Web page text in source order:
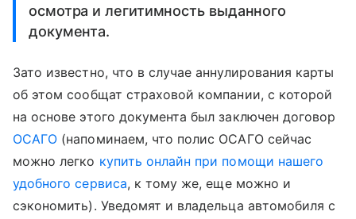
осмотра и легитимность выданного
документа.
Зато известно, что в случае аннулирования карты
об этом сообщат страховой компании, с которой
на основе этого документа был заключен договор
ОСАГО (напоминаем, что полис ОСАГО сейчас
можно легко купить онлайн при помощи нашего
удобного сервиса, к тому же, еще можно и
сэкономить). Уведомят и владельца автомобиля с